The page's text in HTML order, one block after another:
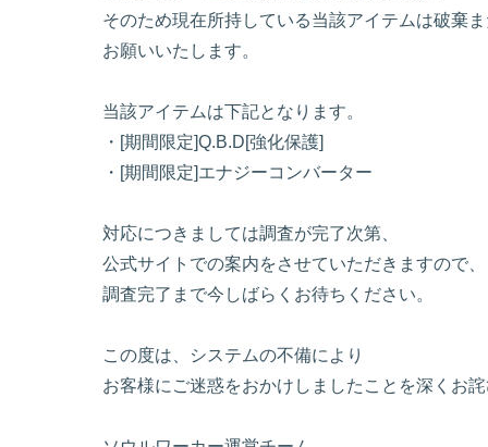
そのため現在所持している当該アイテムは破棄
お願いいたします。
当該アイテムは下記となります。
・[期間限定]Q.B.D[強化保護]
・[期間限定]エナジーコンバーター
対応につきましては調査が完了次第、
公式サイトでの案内をさせていただきますので、
調査完了まで今しばらくお待ちください。
この度は、システムの不備により
お客様にご迷惑をおかけしましたことを深くお